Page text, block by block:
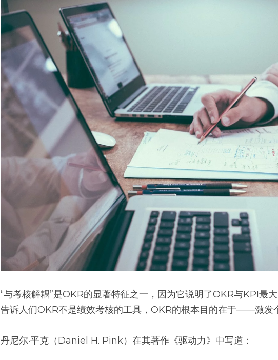
“与考核解耦”是OKR的显著特征之一，因为它说明了OKR与KPI最
告诉人们OKR不是绩效考核的工具，OKR的根本目的在于——激发
丹尼尔·平克（Daniel H. Pink）在其著作《驱动力》中写道：